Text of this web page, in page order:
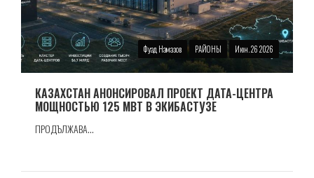
Фуад Намазов РАЙОНЫ Июн. 26 2026
КАЗАХСТАН АНОНСИРОВАЛ ПРОЕКТ ДАТА-ЦЕНТРА
МОЩНОСТЬЮ 125 МВТ В ЭКИБАСТУЗЕ
ПРОДЪЛЖАВА...